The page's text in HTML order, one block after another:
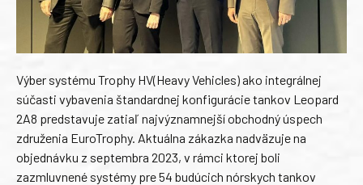
Výber systému Trophy HV(Heavy Vehicles) ako integrálnej
súčasti vybavenia štandardnej konfigurácie tankov Leopard
2A8 predstavuje zatiaľ najvýznamnejší obchodný úspech
združenia EuroTrophy. Aktuálna zákazka nadväzuje na
objednávku z septembra 2023, v rámci ktorej boli
zazmluvnené systémy pre 54 budúcich nórskych tankov